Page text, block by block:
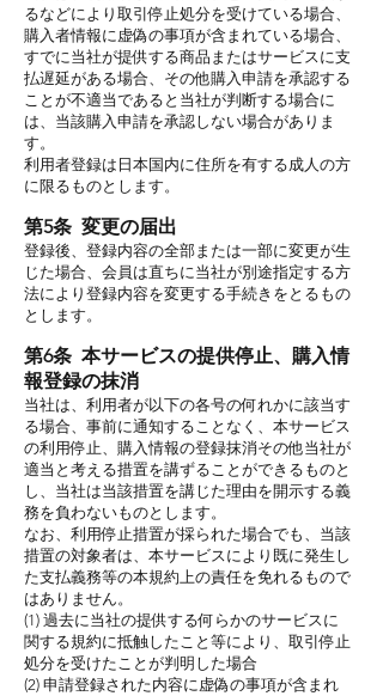
るなどにより取引停止処分を受けている場合、
購入者情報に虚偽の事項が含まれている場合、
すでに当社が提供する商品またはサービスに支
払遅延がある場合、その他購入申請を承認する
ことが不適当であると当社が判断する場合に
は、当該購入申請を承認しない場合がありま
す。
利用者登録は日本国内に住所を有する成人の方
に限るものとします。
第5条 変更の届出
登録後、登録内容の全部または一部に変更が生
じた場合、会員は直ちに当社が別途指定する方
法により登録内容を変更する手続きをとるもの
とします。
第6条 本サービスの提供停止、購入情
報登録の抹消
当社は、利用者が以下の各号の何れかに該当す
る場合、事前に通知することなく、本サービス
の利用停止、購入情報の登録抹消その他当社が
適当と考える措置を講ずることができるものと
し、当社は当該措置を講じた理由を開示する義
務を負わないものとします。
なお、利用停止措置が採られた場合でも、当該
措置の対象者は、本サービスにより既に発生し
た支払義務等の本規約上の責任を免れるもので
はありません。
(1) 過去に当社の提供する何らかのサービスに
関する規約に抵触したこと等により、取引停止
処分を受けたことが判明した場合
(2) 申請登録された内容に虚偽の事項が含まれ